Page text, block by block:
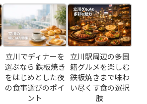
立川でディナーを
選ぶなら 鉄板焼き
をはじめとした夜
の食事選びのポイ
ント
立川駅周辺の多国
籍グルメを楽しむ
鉄板焼きまで味わ
い尽くす食の選択
肢